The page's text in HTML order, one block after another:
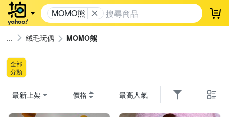
MOMO熊 登
絨毛玩偶 MOMO熊
全部
分類
最新上架 價格 最高人氣